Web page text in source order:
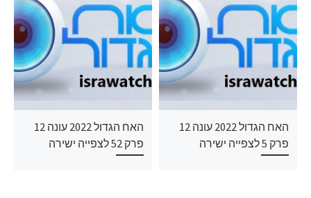
האח הגדול 2022 עונה 12
פרק 52 לצפייה ישירה
האח הגדול 2022 עונה 12
פרק 5 לצפייה ישירה